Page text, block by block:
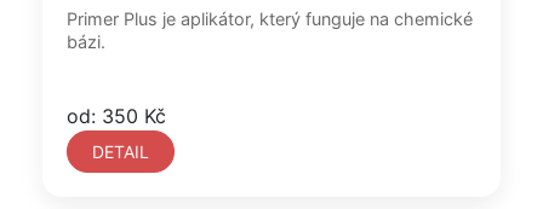
Primer Plus je aplikátor, který funguje na chemické
bázi.
od: 350 Kč
DETAIL